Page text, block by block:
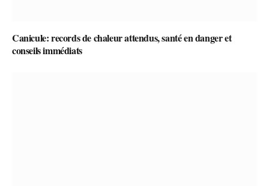
Canicule: records de chaleur attendus, santé en danger et
conseils immédiats